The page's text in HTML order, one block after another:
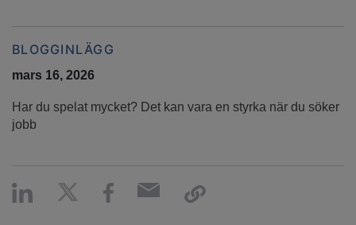
BLOGGINLÄGG
mars 16, 2026
Har du spelat mycket? Det kan vara en styrka när du söker
jobb